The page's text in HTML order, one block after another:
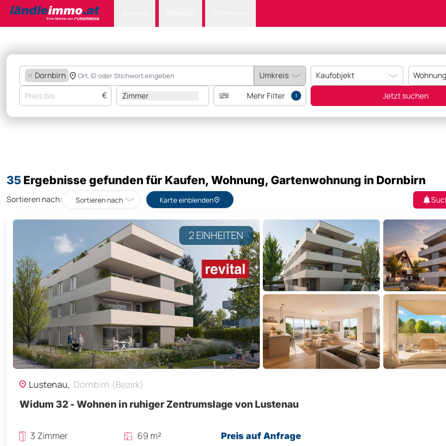
Dornbirn
€
Zimmer Mehr Filter 1 Jetzt suchen
35 Ergebnisse gefunden für Kaufen, Wohnung, Gartenwohnung in Dornbirn
Sortieren nach: Sortieren nach Karte einblenden
2 EINHEITEN
Lustenau, Dornbirn (Bezirk)
Widum 32 - Wohnen in ruhiger Zentrumslage von Lustenau
3 Zimmer 69 m² Preis auf Anfrage